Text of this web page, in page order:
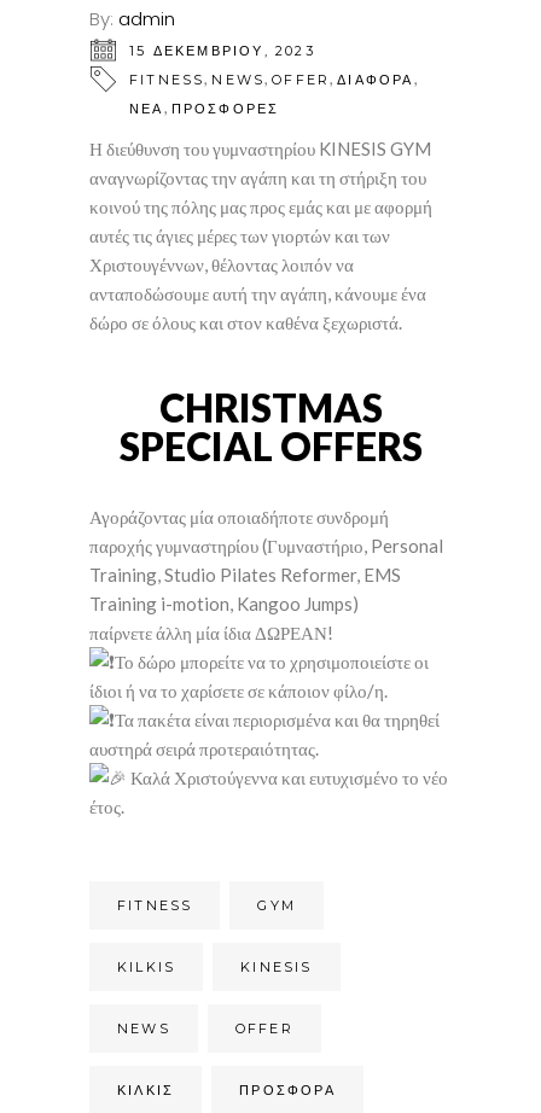
By: admin
15 ΔΕΚΕΜΒΡΊΟΥ, 2023
FITNESS, NEWS,OFFER,ΔΙΑΦΟΡΑ ,
ΝΕΑ , ΠΡΟΣΦΟΡΕΣ
Η διεύθυνση του γυμναστηρίου KINESIS GYM
αναγνωρίζοντας την αγάπη και τη στήριξη του
κοινού της πόλης μας προς εμάς και με αφορμή
αυτές τις άγιες μέρες των γιορτών και των
Χριστουγέννων, θέλοντας λοιπόν να
ανταποδώσουμε αυτή την αγάπη, κάνουμε ένα
δώρο σε όλους και στον καθένα ξεχωριστά.
CHRISTMAS
SPECIAL OFFERS
Αγοράζοντας μία οποιαδήποτε συνδρομή
παροχής γυμναστηρίου (Γυμναστήριο, Personal
Training, Studio Pilates Reformer, EMS
Training i-motion, Kangoo Jumps)
παίρνετε άλλη μία ίδια ΔΩΡΕΑΝ!
Το δώρο μπορείτε να το χρησιμοποιείστε οι
ίδιοι ή να το χαρίσετε σε κάποιον φίλο/η.
Τα πακέτα είναι περιορισμένα και θα τηρηθεί
αυστηρά σειρά προτεραιότητας.
Καλά Χριστούγεννα και ευτυχισμένο το νέο
έτος.
FITNESS GYM
KILKIS KINESIS
NEWS OFFER
ΚΙΛΚΊΣ ΠΡΟΣΦΟΡΑ